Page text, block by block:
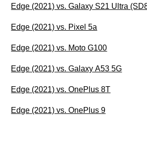
Edge (2021) vs. Galaxy S21 Ultra
Edge (2021) vs. Pixel 5a
Edge (2021) vs. Moto G100
Edge (2021) vs. Galaxy A53 5G
Edge (2021) vs. OnePlus 8T
Edge (2021) vs. OnePlus 9